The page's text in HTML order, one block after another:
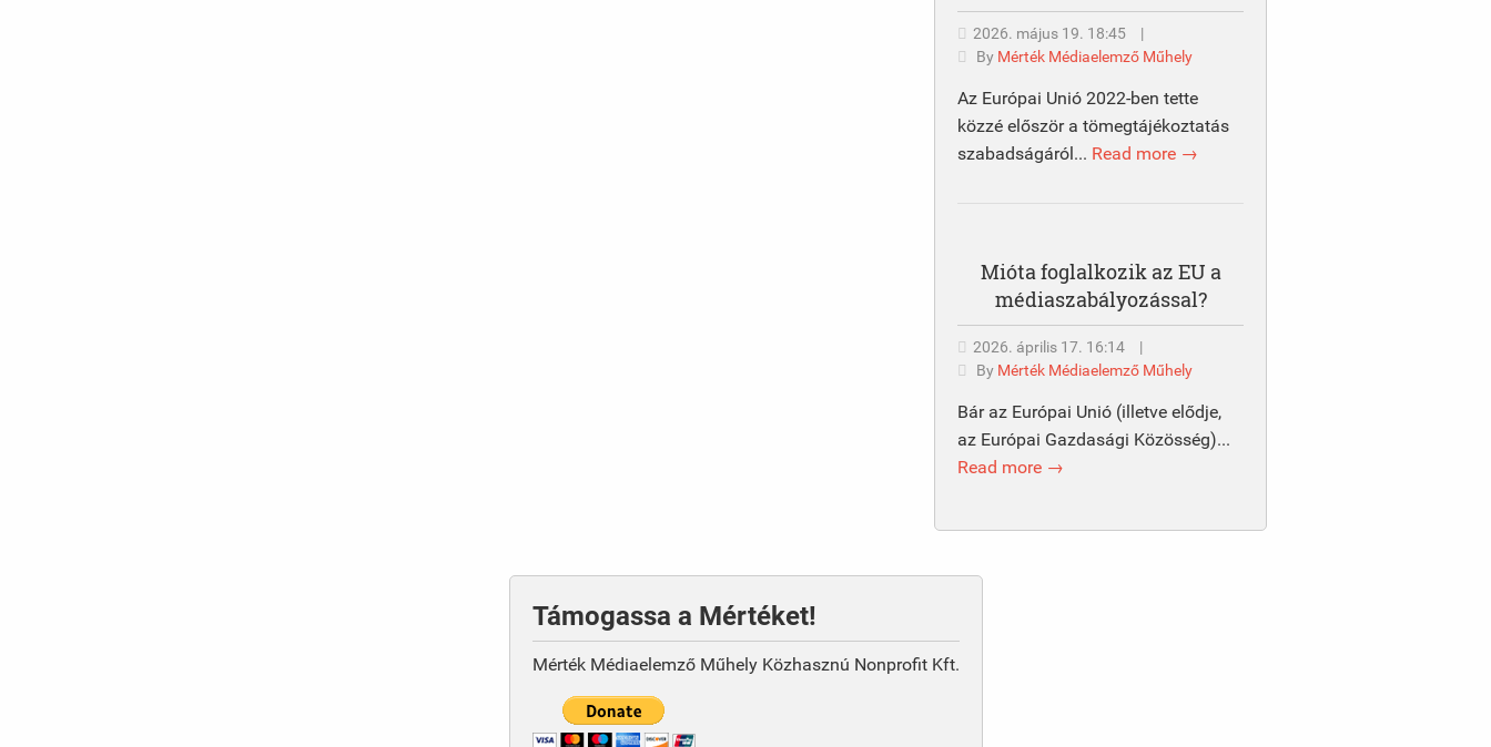
2026. május 19. 18:45
|
By Mérték Médiaelemző Műhely
Az Európai Unió 2022-ben tette
közzé először a tömegtájékoztatás
szabadságáról... Read more →
Mióta foglalkozik az EU a
médiaszabályozással?
2026. április 17. 16:14
|
By Mérték Médiaelemző Műhely
Bár az Európai Unió (illetve elődje,
az Európai Gazdasági Közösség)...
Read more →
Támogassa a Mértéket!
Mérték Médiaelemző Műhely Közhasznú Nonprofit Kft.